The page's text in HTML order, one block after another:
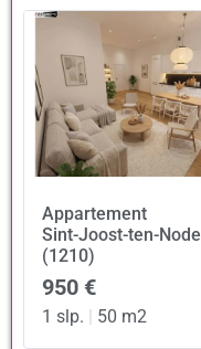
Appartement
Sint-Joost-ten-Node
(1210)
950 €
1 slp. | 50 m2